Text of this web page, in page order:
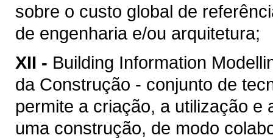
sobre o custo global de
de engenharia e/ou arquitetura;
XII - Building Information
da Construção - conjunto de
permite a criação, a utilização e
uma construção, de modo